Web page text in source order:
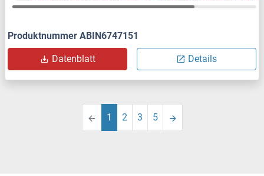
Produktnummer ABIN6747151
Datenblatt Details
1 2 3 5